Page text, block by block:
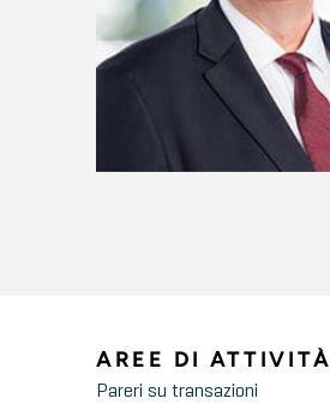
AREE DI ATTIVITÀ
Pareri su transazioni